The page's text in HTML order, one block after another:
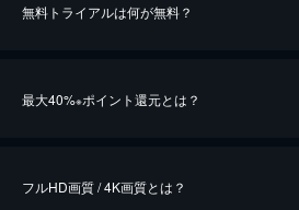
無料トライアルは何が無料？
最大40%※ポイント還元とは？
フルHD画質 / 4K画質とは？